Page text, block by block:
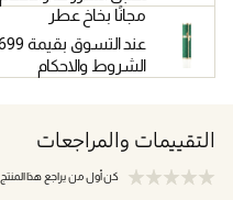
مجانًا بخاخ عطر
الشروط والاحكام
التقييمات والمراجعات
كن أول من يراجع هذا المنتج